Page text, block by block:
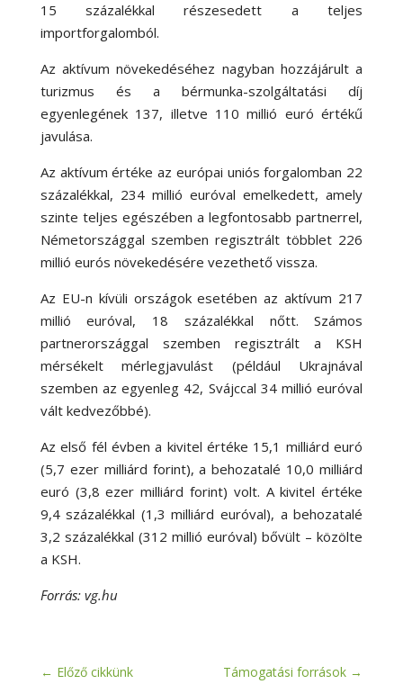
15 százalékkal részesedett a teljes
importforgalomból.
Az aktívum növekedéséhez nagyban hozzájárult a
turizmus és a bérmunka-szolgáltatási díj
egyenlegének 137, illetve 110 millió euró értékű
javulása.
Az aktívum értéke az európai uniós forgalomban 22
százalékkal, 234 millió euróval emelkedett, amely
szinte teljes egészében a legfontosabb partnerrel,
Németországgal szemben regisztrált többlet 226
millió eurós növekedésére vezethető vissza.
Az EU-n kívüli országok esetében az aktívum 217
millió euróval, 18 százalékkal nőtt. Számos
partnerországgal szemben regisztrált a KSH
mérsékelt mérlegjavulást (például Ukrajnával
szemben az egyenleg 42, Svájccal 34 millió euróval
vált kedvezőbbé).
Az első fél évben a kivitel értéke 15,1 milliárd euró
(5,7 ezer milliárd forint), a behozatalé 10,0 milliárd
euró (3,8 ezer milliárd forint) volt. A kivitel értéke
9,4 százalékkal (1,3 milliárd euróval), a behozatalé
3,2 százalékkal (312 millió euróval) bővült – közölte
a KSH.
Forrás: vg.hu
← Előző cikkünk Támogatási források →